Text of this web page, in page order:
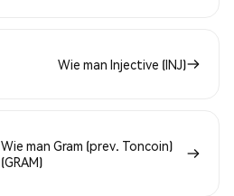
Wie man Injective (INJ)
Wie man Gram (prev. Toncoin)
(GRAM)